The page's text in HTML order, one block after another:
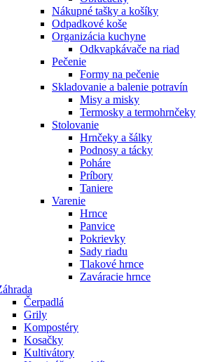
Nákupné tašky a košíky
Odpadkové koše
Organizácia kuchyne
Odkvapkávače na riad
Pečenie
Formy na pečenie
Skladovanie a balenie potravín
Misy a misky
Termosky a termohrnčeky
Stolovanie
Hrnčeky a šálky
Podnosy a tácky
Poháre
Príbory
Taniere
Varenie
Hrnce
Panvice
Pokrievky
Sady riadu
Tlakové hrnce
Zaváracie hrnce
Čerpadlá
Grily
Kompostéry
Kosačky
Kultivátory